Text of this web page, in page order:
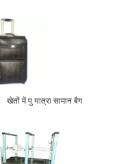
खेतों में पु यात्रा सामान बैग